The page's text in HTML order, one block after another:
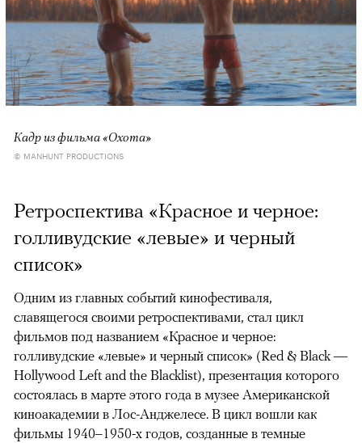
Кадр из фильма «Охота»
© MANHUNT PRODUCTIONS
Ретроспектива «Красное и черное:
голливудские «левые» и черный
список»
Одним из главных событий кинофестиваля,
славящегося своими ретроспективами, стал цикл
фильмов под названием «Красное и черное:
голливудские «левые» и черный список» (Red & Black —
Hollywood Left and the Blacklist), презентация которого
состоялась в марте этого года в музее Американской
киноакадемии в Лос-Анджелесе. В цикл вошли как
фильмы 1940–1950-х годов, созданные в темные